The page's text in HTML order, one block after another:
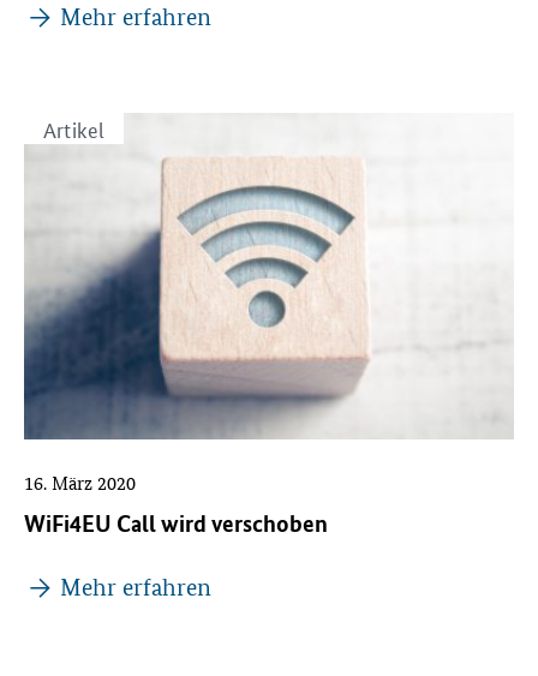
Mehr erfahren
Artikel
WiFi4EU Call wird verschoben
16. März 2020
Mehr erfahren